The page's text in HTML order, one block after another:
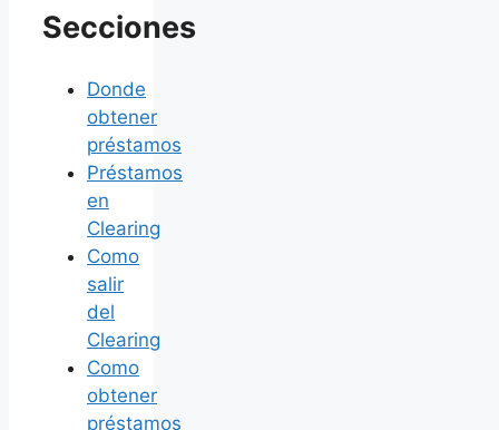
Secciones
Donde
obtener
préstamos
Préstamos
en
Clearing
Como
salir
del
Clearing
Como
obtener
préstamos